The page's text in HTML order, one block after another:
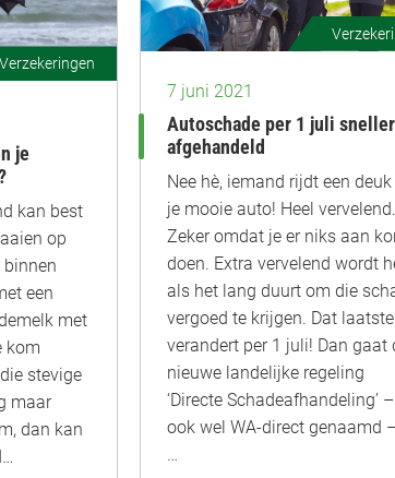
Verzekeringen
je
kan best
op
een
met
kom
stevige
maar
dan kan
7 juni 2021
Autoschade per 1 juli sneller
afgehandeld
Nee hè, iemand rijdt een deuk
je mooie auto! Heel vervelend.
Zeker omdat je er niks aan
doen. Extra vervelend wordt
als het lang duurt om die
vergoed te krijgen. Dat laatste
verandert per 1 juli! Dan gaat
nieuwe landelijke regeling
‘Directe Schadeafhandeling’ –
ook wel WA-direct genaamd
…